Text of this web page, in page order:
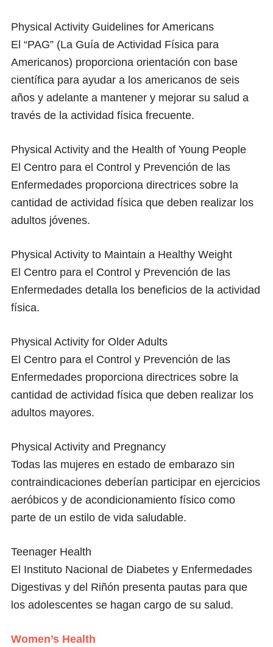
Physical Activity Guidelines for Americans
El “PAG” (La Guía de Actividad Física para
Americanos) proporciona orientación con base
científica para ayudar a los americanos de seis
años y adelante a mantener y mejorar su salud a
través de la actividad física frecuente.
Physical Activity and the Health of Young People
El Centro para el Control y Prevención de las
Enfermedades proporciona directrices sobre la
cantidad de actividad física que deben realizar los
adultos jóvenes.
Physical Activity to Maintain a Healthy Weight
El Centro para el Control y Prevención de las
Enfermedades detalla los beneficios de la actividad
física.
Physical Activity for Older Adults
El Centro para el Control y Prevención de las
Enfermedades proporciona directrices sobre la
cantidad de actividad física que deben realizar los
adultos mayores.
Physical Activity and Pregnancy
Todas las mujeres en estado de embarazo sin
contraindicaciones deberían participar en ejercicios
aeróbicos y de acondicionamiento físico como
parte de un estilo de vida saludable.
Teenager Health
El Instituto Nacional de Diabetes y Enfermedades
Digestivas y del Riñón presenta pautas para que
los adolescentes se hagan cargo de su salud.
Women’s Health